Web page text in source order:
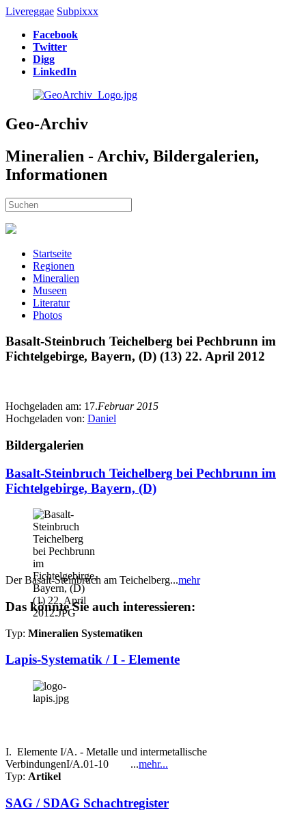
Livereggae Subpixxx
Facebook
Twitter
Digg
LinkedIn
Geo-Archiv
Mineralien - Archiv, Bildergalerien,
Informationen
Startseite
Regionen
Mineralien
Museen
Literatur
Photos
Basalt-Steinbruch Teichelberg bei Pechbrunn im
Fichtelgebirge, Bayern, (D) (13) 22. April 2012
Hochgeladen am: 17.Februar 2015
Hochgeladen von: Daniel
Bildergalerien
Basalt-Steinbruch Teichelberg bei Pechbrunn im
Fichtelgebirge, Bayern, (D)
Der Basalt-Steinbruch am Teichelberg...mehr
Das könnte Sie auch interessieren:
Typ: Mineralien Systematiken
Lapis-Systematik / I - Elemente
I. Elemente I/A. - Metalle und intermetallische
VerbindungenI/A.01-10 ...mehr...
Typ: Artikel
SAG / SDAG Schachtregister